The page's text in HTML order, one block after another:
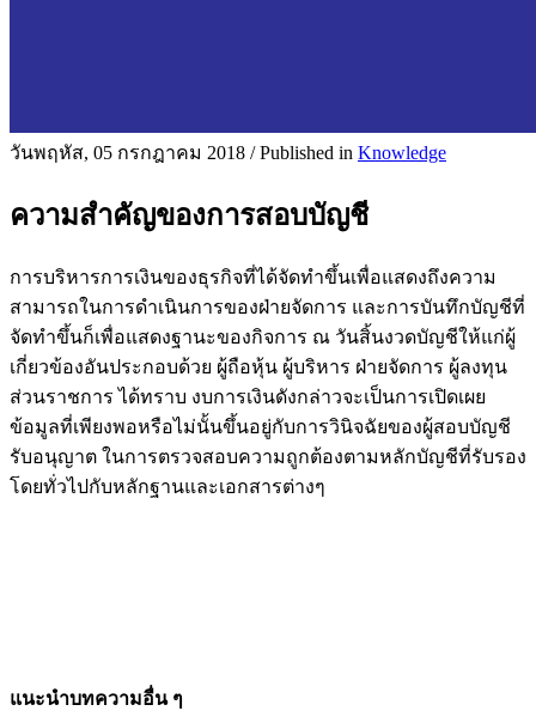
วันพฤหัส, 05 กรกฎาคม 2018 /Published in Knowledge
ความสำคัญของการสอบบัญชี
การบริหารการเงินของธุรกิจที่ได้จัดทำขึ้นเพื่อแสดงถึงความ
สามารถในการดำเนินการของฝ่ายจัดการ และการบันทึกบัญชีที่
จัดทำขึ้นก็เพื่อแสดงฐานะของกิจการ ณ วันสิ้นงวดบัญชีให้แก่ผู้
เกี่ยวข้องอันประกอบด้วย ผู้ถือหุ้น ผู้บริหาร ฝ่ายจัดการ ผู้ลงทุน
ส่วนราชการ ได้ทราบ งบการเงินดังกล่าวจะเป็นการเปิดเผย
ข้อมูลที่เพียงพอหรือไม่นั้นขึ้นอยู่กับการวินิจฉัยของผู้สอบบัญชี
รับอนุญาต ในการตรวจสอบความถูกต้องตามหลักบัญชีที่รับรอง
โดยทั่วไปกับหลักฐานและเอกสารต่างๆ
แนะนำบทความอื่น ๆ